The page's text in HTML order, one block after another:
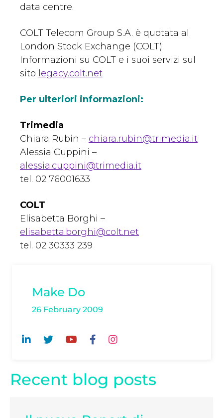
data centre.
COLT Telecom Group S.A. è quotata al
London Stock Exchange (COLT).
Informazioni su COLT e i suoi servizi sul
sito legacy.colt.net
Per ulteriori informazioni:
Trimedia
Chiara Rubin – chiara.rubin@trimedia.it
Alessia Cuppini –
alessia.cuppini@trimedia.it
tel. 02 76001633
COLT
Elisabetta Borghi –
elisabetta.borghi@colt.net
tel. 02 30333 239
Make Do
26 February 2009
Recent blog posts